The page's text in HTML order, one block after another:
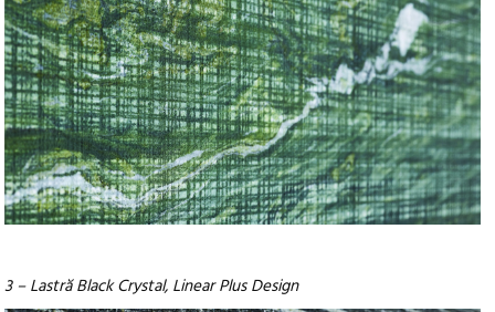
3 – Lastră Black Crystal, Linear Plus Design